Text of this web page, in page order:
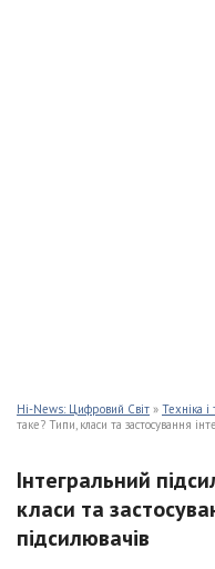
Hi-News: Цифровий Світ » Техніка і
таке? Типи, класи та застосування
Інтегральний
класи та
підсилювачів